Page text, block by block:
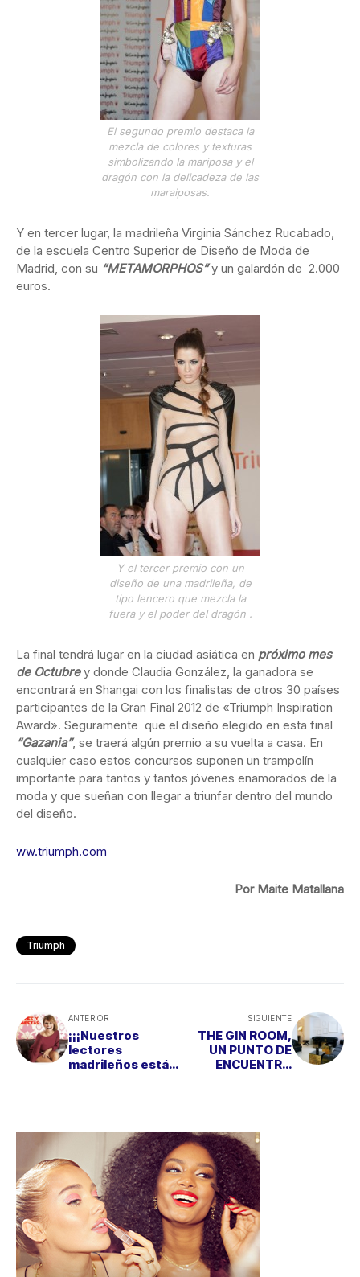
El segundo premio destaca la
mezcla de colores y texturas
simbolizando la mariposa y el
dragón con la delicadeza de las
maraiposas.
Y en tercer lugar, la madrileña Virginia Sánchez Rucabado,
de la escuela Centro Superior de Diseño de Moda de
Madrid, con su “METAMORPHOS”y un galardón de 2.000
euros.
Y el tercer premio con un
diseño de una madrileña, de
tipo lencero que mezcla la
fuera y el poder del dragón .
La final tendrá lugar en la ciudad asiática en próximo mes
de Octubrey donde Claudia González, la ganadora se
encontrará en Shangai con los finalistas de otros 30 países
participantes de la Gran Final 2012 de «Triumph Inspiration
Award». Seguramente que el diseño elegido en esta final
“Gazania”, se traerá algún premio a su vuelta a casa. En
cualquier caso estos concursos suponen un trampolín
importante para tantos y tantos jóvenes enamorados de la
moda y que sueñan con llegar a triunfar dentro del mundo
del diseño.
ww.triumph.com
Por Maite Matallana
Triumph
ANTERIOR
¡¡¡Nuestros
lectores
madrileños están
SIGUIENTE
THE GIN ROOM,
UN PUNTO DE
ENCUENTRO